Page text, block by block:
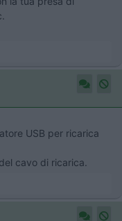
USB per ricarica
cavo di ricarica.